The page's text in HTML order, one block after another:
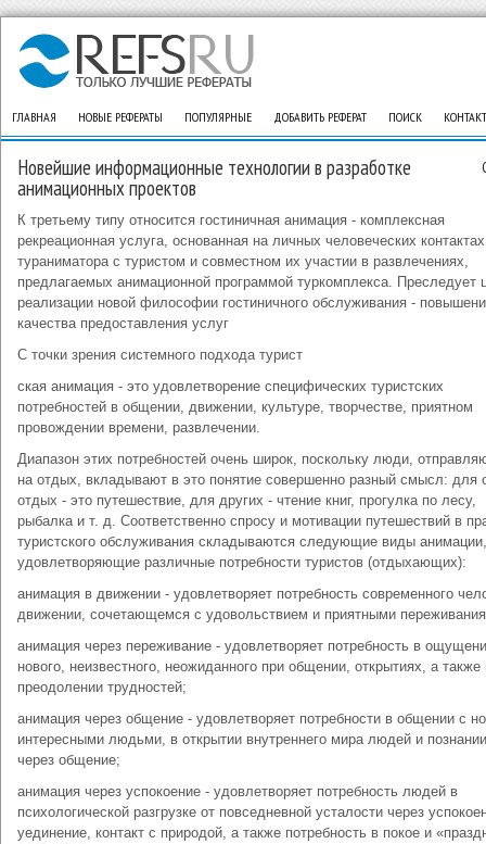
ГЛАВНАЯ НОВЫЕ РЕФЕРАТЫ ПОПУЛЯРНЫЕ ДОБАВИТЬ РЕФЕРАТ ПОИСК
Новейшие информационные технологии в разработке
анимационных проектов
К третьему типу относится гостиничная анимация - комплексная
рекреационная услуга, основанная на личных человеческих контактах
тураниматора с туристом и совместном их участии в развлечениях,
предлагаемых анимационной программой туркомплекса. Преследует
реализации новой философии гостиничного обслуживания -
качества предоставления услуг
С точки зрения системного подхода турист
ская анимация - это удовлетворение специфических туристских
потребностей в общении, движении, культуре, творчестве, приятном
провождении времени, развлечении.
Диапазон этих потребностей очень широк, поскольку люди,
на отдых, вкладывают в это понятие совершенно разный смысл: для
отдых - это путешествие, для других - чтение книг, прогулка по лесу,
рыбалка и т. д. Соответственно спросу и мотивации путешествий в
туристского обслуживания складываются следующие виды анимации,
удовлетворяющие различные потребности туристов (отдыхающих):
анимация в движении - удовлетворяет потребность современного
движении, сочетающемся с удовольствием и приятными
анимация через переживание - удовлетворяет потребность в
нового, неизвестного, неожиданного при общении, открытиях, а также
преодолении трудностей;
анимация через общение - удовлетворяет потребности в общении с
интересными людьми, в открытии внутреннего мира людей и
через общение;
анимация через успокоение - удовлетворяет потребность людей в
психологической разгрузке от повседневной усталости через
уединение, контакт с природой, а также потребность в покое и